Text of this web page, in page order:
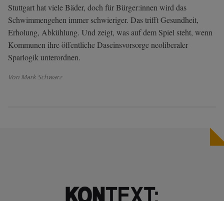
Stuttgart hat viele Bäder, doch für Bürger:innen wird das
Schwimmengehen immer schwieriger. Das trifft Gesundheit,
Erholung, Abkühlung. Und zeigt, was auf dem Spiel steht, wenn
Kommunen ihre öffentliche Daseinsvorsorge neoliberaler
Sparlogik unterordnen.
Von Mark Schwarz